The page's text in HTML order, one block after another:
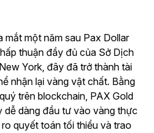
mắt một năm sau Pax Dollar
thuận đầy đủ của Sở Dịch
York, đây đã trở thành tài
nhận lại vàng vật chất. Bằng
trên blockchain, PAX Gold
dễ dàng đầu tư vào vàng thực
quyết toán tối thiểu và trao